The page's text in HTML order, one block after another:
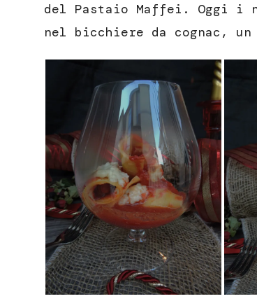
del Pastaio Maffei. Oggi i
nel bicchiere da cognac,